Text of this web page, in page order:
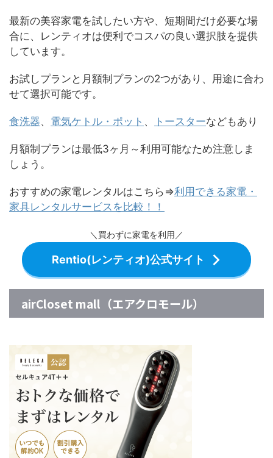
最新の美容家電を試したい方や、短期間だけ必要な場
合に、レンティオは便利でコスパの良い選択肢を提供
しています。
お試しプランと月額制プランの2つがあり、用途に合わ
せて選択可能です。
食洗器、 電気ケトル・ポット 、 トースターなどもあり
月額制プランは最低3ヶ月～利用可能なため注意しま
しょう。
おすすめの家電レンタルはこちら⇒利用できる家電・
家具レンタルサービスを比較！！
＼買わずに家電を利用／
Rentio(レンティオ)公式サイト
airCloset mall（エアクロモール）